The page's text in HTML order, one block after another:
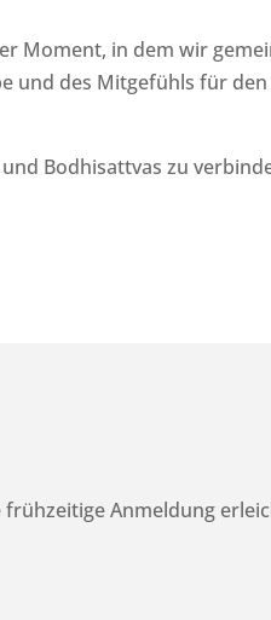
Moment, in dem wir
des Mitgefühls für
Bodhisattvas zu
frühzeitige Anmeldung